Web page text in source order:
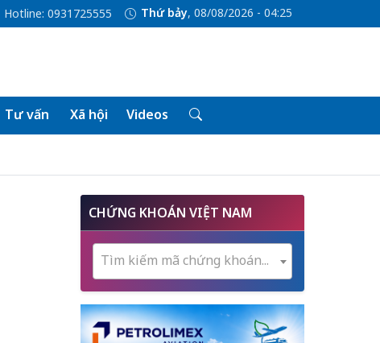
Hotline: 0931725555 Thứ bảy, 08/08/2026 - 04:25
Tư vấn Xã hội Videos
CHỨNG KHOÁN VIỆT NAM
Tìm kiếm mã chứng khoán...